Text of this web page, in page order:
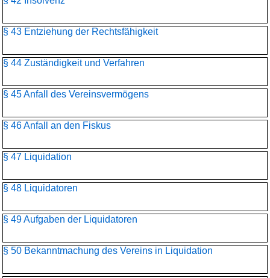
§ 43 Entziehung der Rechtsfähigkeit
§ 44 Zuständigkeit und Verfahren
§ 45 Anfall des Vereinsvermögens
§ 46 Anfall an den Fiskus
§ 47 Liquidation
§ 48 Liquidatoren
§ 49 Aufgaben der Liquidatoren
§ 50 Bekanntmachung des Vereins in Liquidation